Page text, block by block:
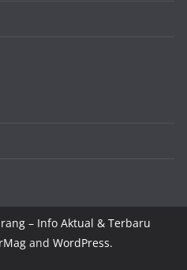
– Info Aktual & Terbaru
and WordPress.